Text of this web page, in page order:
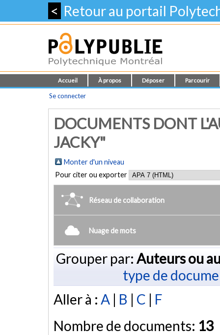
< Retour au portail
Accueil À propos Déposer Parcourir
Se connecter
DOCUMENTS DONT
JACKY"
Monter d'un niveau
Pour citer ou exporter
Réseau de collaboration
Nuage de mots
Grouper par: Auteurs ou
type de
Aller à : A | B | C | F
Nombre de documents: 13